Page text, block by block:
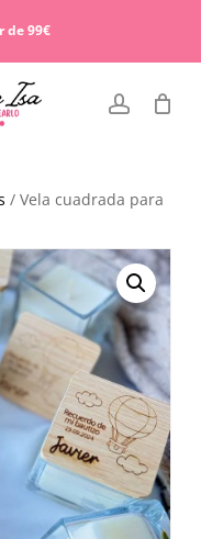
de 99€
account
Cart
/ Vela cuadrada para